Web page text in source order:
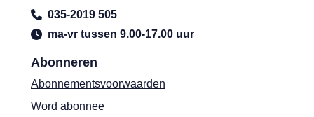
Abonneren
Abonnementsvoorwaarden
Word abonnee
035-2019 505
ma-vr tussen 9.00-17.00 uur